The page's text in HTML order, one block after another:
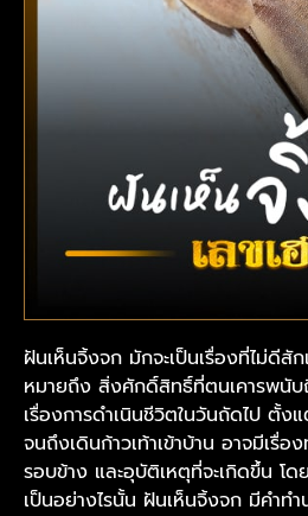
ฝันเห็นจิ้งจก มักจะเป็นเรื่องที่ไม่ดีสั
หมายถึง สิ่งศักดิ์สิทธิ์ที่ตนเคารพนับ
เรื่องการดำเนินชีวิตในวันถัดไป ตั้ง
จนถึงเดินก้าวเท้าเข้าบ้าน อาจมีเรื่อง
รอบข้าง และอุบัติเหตุที่จะเกิดขึ้น โ
เป็นอย่างไรนั้น ฝันเห็นจิ้งจก มีคำท